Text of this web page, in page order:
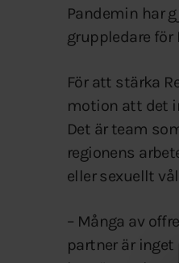
Pandemin har
gruppledare
För att stärka
motion att det
Det är team
regionens
eller sexuellt
– Många av
partner är